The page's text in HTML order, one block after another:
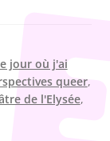
jour où j'ai
queer,
de l'Elysée,